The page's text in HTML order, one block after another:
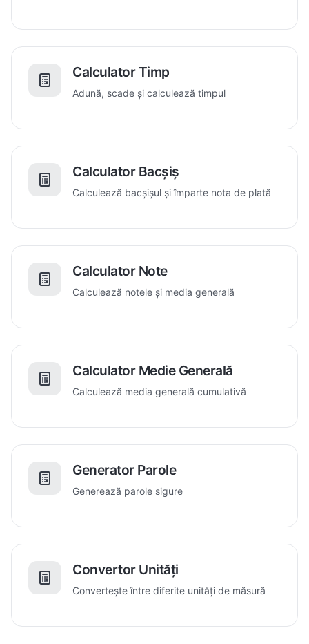
Calculator Timp
Adună, scade și calculează timpul
Calculator Bacșiș
Calculează bacșișul și împarte nota de plată
Calculator Note
Calculează notele și media generală
Calculator Medie Generală
Calculează media generală cumulativă
Generator Parole
Generează parole sigure
Convertor Unități
Convertește între diferite unități de măsură